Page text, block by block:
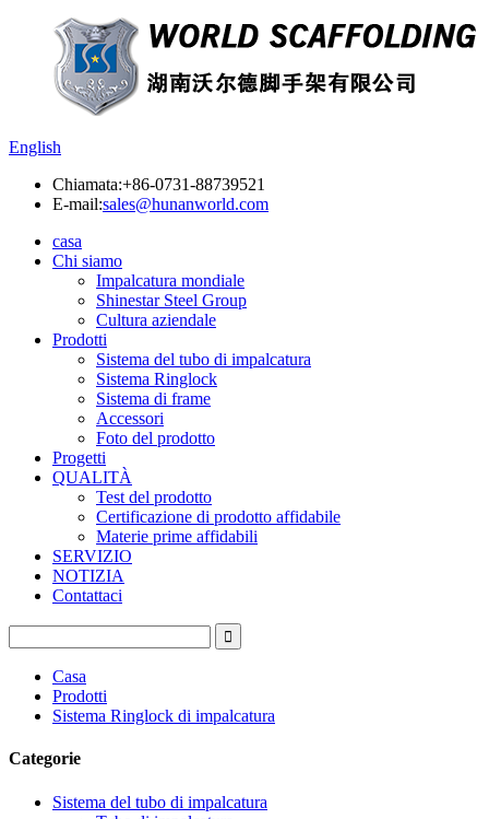
English
Chiamata:+86-0731-88739521
E-mail:sales@hunanworld.com
casa
Chi siamo
Impalcatura mondiale
Shinestar Steel Group
Cultura aziendale
Prodotti
Sistema del tubo di impalcatura
Sistema Ringlock
Sistema di frame
Accessori
Foto del prodotto
Progetti
QUALITÀ
Test del prodotto
Certificazione di prodotto affidabile
Materie prime affidabili
SERVIZIO
NOTIZIA
Contattaci
Casa
Prodotti
Sistema Ringlock di impalcatura
Categorie
Sistema del tubo di impalcatura